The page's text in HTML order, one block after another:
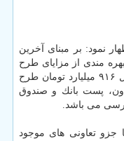
نمود: بر مبنای آخرین
روستایی ثبت نام كرده اند و تابحال ۹۱۶ میلیارد تومان طرح
پست بانك و صندوق
می باشد.
جزو تعاونی های موجود